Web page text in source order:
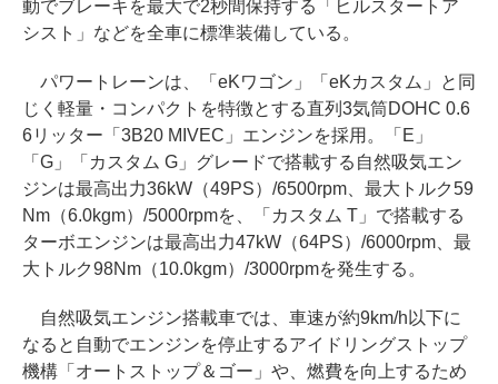
動でブレーキを最大で2秒間保持する「ヒルスタートア
シスト」などを全車に標準装備している。
パワートレーンは、「eKワゴン」「eKカスタム」と同
じく軽量・コンパクトを特徴とする直列3気筒DOHC 0.6
6リッター「3B20 MIVEC」エンジンを採用。「E」
「G」「カスタム G」グレードで搭載する自然吸気エン
ジンは最高出力36kW（49PS）/6500rpm、最大トルク59
Nm（6.0kgm）/5000rpmを、「カスタム T」で搭載する
ターボエンジンは最高出力47kW（64PS）/6000rpm、最
大トルク98Nm（10.0kgm）/3000rpmを発生する。
自然吸気エンジン搭載車では、車速が約9km/h以下に
なると自動でエンジンを停止するアイドリングストップ
機構「オートストップ＆ゴー」や、燃費を向上するため